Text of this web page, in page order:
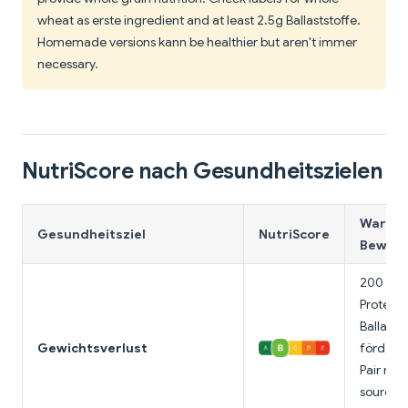
wheat as erste ingredient and at least 2.5g Ballaststoffe.
Homemade versions kann be healthier but aren't immer
necessary.
NutriScore nach Gesundheitszielen
Gesundheitsziel NutriScore
Gewichtsverlust
200
Protein,
fördert
Pair mit
source.